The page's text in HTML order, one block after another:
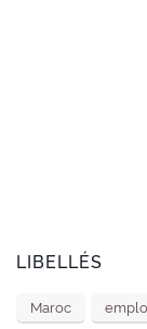
LIBELLÉS
Maroc